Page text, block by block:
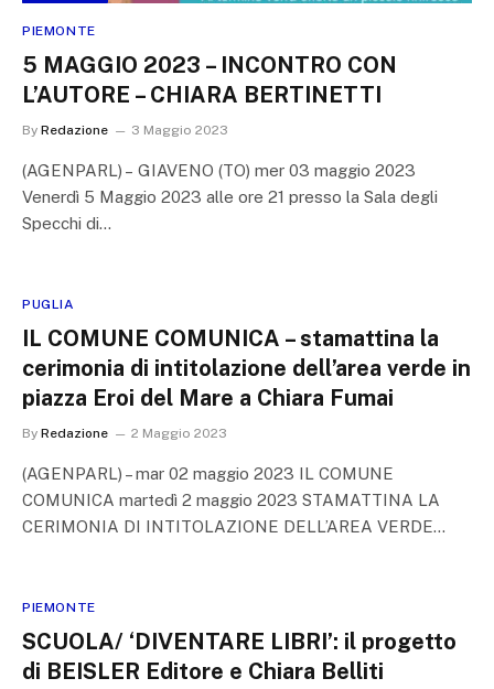
PIEMONTE
5 MAGGIO 2023 – INCONTRO CON
L’AUTORE – CHIARA BERTINETTI
By Redazione 3 Maggio 2023
(AGENPARL) – GIAVENO (TO) mer 03 maggio 2023
Venerdì 5 Maggio 2023 alle ore 21 presso la Sala degli
Specchi di…
PUGLIA
IL COMUNE COMUNICA – stamattina la
cerimonia di intitolazione dell’area verde in
piazza Eroi del Mare a Chiara Fumai
By Redazione 2 Maggio 2023
(AGENPARL) – mar 02 maggio 2023 IL COMUNE
COMUNICA martedì 2 maggio 2023 STAMATTINA LA
CERIMONIA DI INTITOLAZIONE DELL’AREA VERDE…
PIEMONTE
SCUOLA/ ‘DIVENTARE LIBRI’: il progetto
di BEISLER Editore e Chiara Belliti